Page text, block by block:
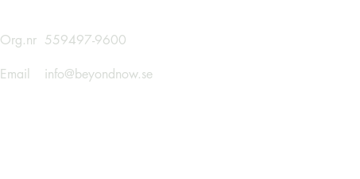
Org.nr 559497-9600
Email info@beyondnow.se